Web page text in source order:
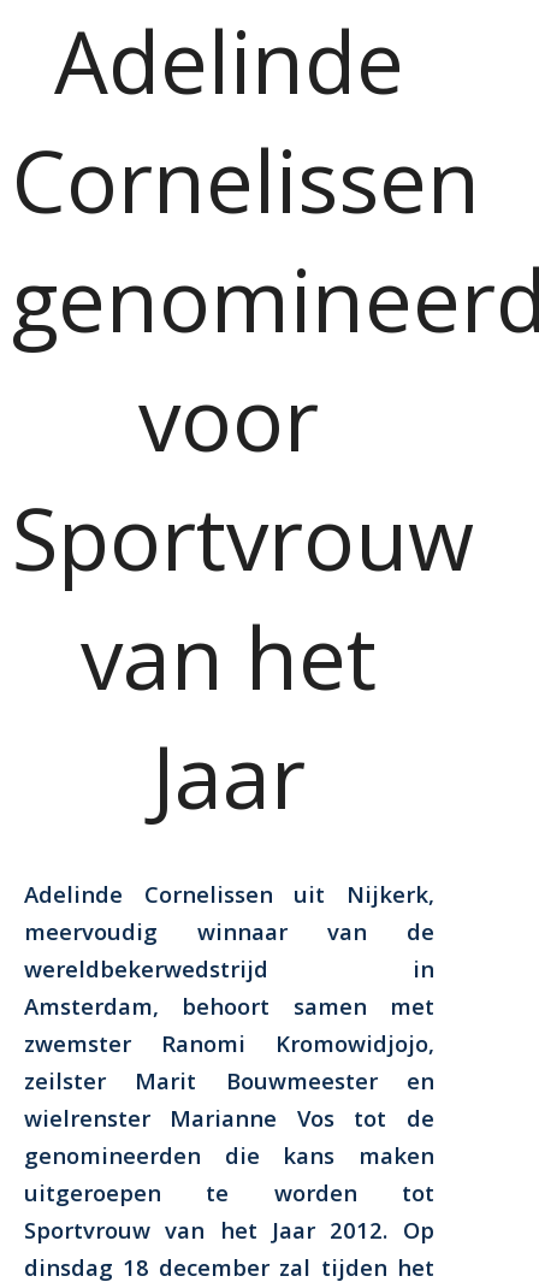
Adelinde
Cornelissen
voor
Sportvrouw
van het
Jaar
Adelinde Cornelissen uit Nijkerk,
meervoudig winnaar van de
wereldbekerwedstrijd in
Amsterdam, behoort samen met
zwemster Ranomi Kromowidjojo,
zeilster Marit Bouwmeester en
wielrenster Marianne Vos tot de
genomineerden die kans maken
uitgeroepen te worden tot
Sportvrouw van het Jaar 2012. Op
dinsdag 18 december zal tijden het